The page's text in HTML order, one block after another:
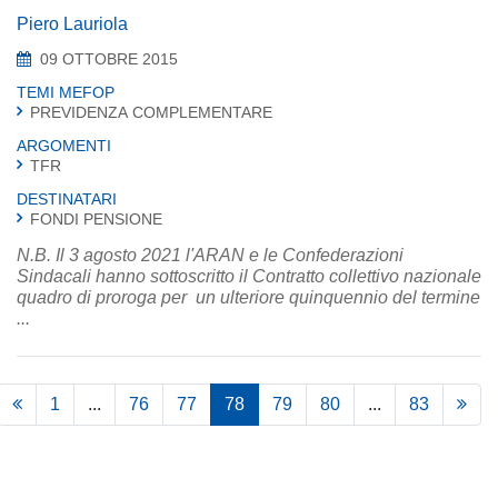
Piero Lauriola
09 OTTOBRE 2015
TEMI MEFOP
PREVIDENZA COMPLEMENTARE
ARGOMENTI
TFR
DESTINATARI
FONDI PENSIONE
N.B. Il 3 agosto 2021 l'ARAN e le Confederazioni
Sindacali hanno sottoscritto il Contratto collettivo nazionale
quadro di proroga per un ulteriore quinquennio del termine
...
1 ... 76 77 78 79 80 ... 83